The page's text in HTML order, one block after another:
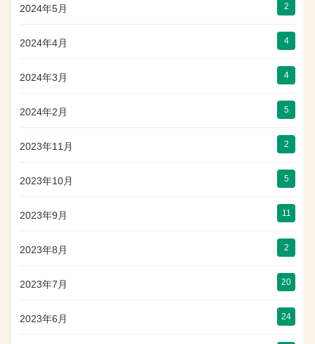
2024年5月 2
2024年4月 4
2024年3月 4
2024年2月 5
2023年11月 2
2023年10月 5
2023年9月 11
2023年8月 2
2023年7月 20
2023年6月 24